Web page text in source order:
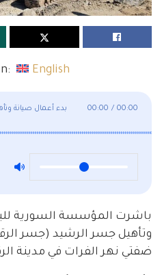
English
بدء أعمال صيانة 00:00 / 00:00
باشرت المؤسسة السورية
وتأهيل جسر الرشيد (جسر
ضفتي نهر الفرات في مدينة